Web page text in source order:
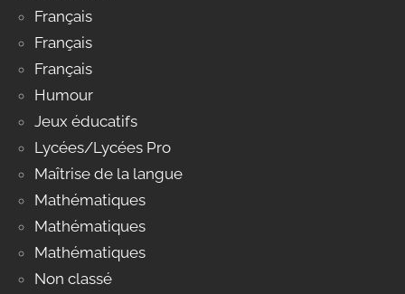
Français
Français
Français
Humour
Jeux éducatifs
Lycées/Lycées Pro
Maîtrise de la langue
Mathématiques
Mathématiques
Mathématiques
Non classé